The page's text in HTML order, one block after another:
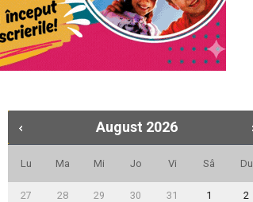
August 2026
Lu Ma Mi Jo Vi Sâ Du
27 28 29 30 31 1 2